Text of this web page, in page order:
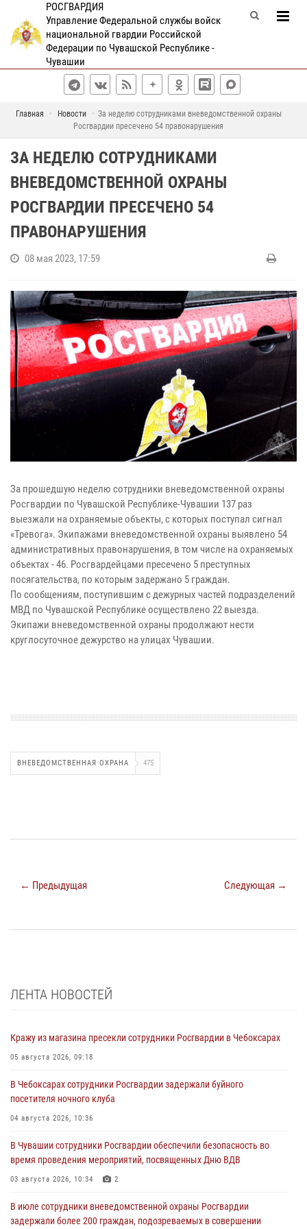
РОСГВАРДИЯ
Управление Федеральной службы войск
национальной гвардии Российской
Федерации по Чувашской Республике -
Чувашии
Главная Новости
За неделю сотрудниками вневедомственной охраны
Росгвардии пресечено 54 правонарушения
ЗА НЕДЕЛЮ СОТРУДНИКАМИ
ВНЕВЕДОМСТВЕННОЙ ОХРАНЫ
РОСГВАРДИИ ПРЕСЕЧЕНО 54
ПРАВОНАРУШЕНИЯ
08 мая 2023, 17:59
За прошедшую неделю сотрудники вневедомственной охраны
Росгвардии по Чувашской Республике-Чувашии 137 раз
выезжали на охраняемые объекты, с которых поступал сигнал
«Тревога». Экипажами вневедомственной охраны выявлено 54
административных правонарушения, в том числе на охраняемых
объектах - 46. Росгвардейцами пресечено 5 преступных
посягательства, по которым задержано 5 граждан.
По сообщениям, поступившим с дежурных частей подразделений
МВД по Чувашской Республике осуществлено 22 выезда.
Экипажи вневедомственной охраны продолжают нести
круглосуточное дежурство на улицах Чувашии.
ВНЕВЕДОМСТВЕННАЯ ОХРАНА 475
← Предыдущая Следующая →
ЛЕНТА НОВОСТЕЙ
Кражу из магазина пресекли сотрудники Росгвардии в Чебоксарах
05 августа 2026, 09:18
В Чебоксарах сотрудники Росгвардии задержали буйного
посетителя ночного клуба
04 августа 2026, 10:36
В Чувашии сотрудники Росгвардии обеспечили безопасность во
время проведения мероприятий, посвященных Дню ВДВ
03 августа 2026, 10:34 2
В июле сотрудники вневедомственной охраны Росгвардии
задержали более 200 граждан, подозреваемых в совершении